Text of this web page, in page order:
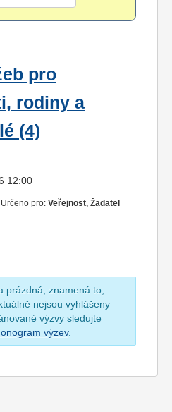
pro
rodiny a
(4)
12:00
Určeno pro: Veřejnost, Žadatel
prázdná, znamená to,
nejsou vyhlášeny
výzvy sledujte
výzev.